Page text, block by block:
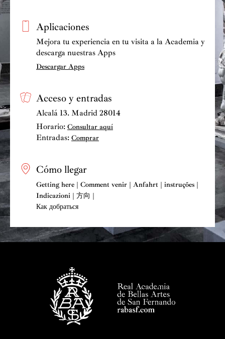
Aplicaciones
Mejora tu experiencia en tu visita a la Academia y
descarga nuestras Apps
Descargar Apps
Acceso y entradas
Alcalá 13. Madrid 28014
Horario: Consultar aquí
Entradas: Comprar
Cómo llegar
Getting here | Comment venir | Anfahrt | instruções |
Indicazioni | 方向 |
Как добраться